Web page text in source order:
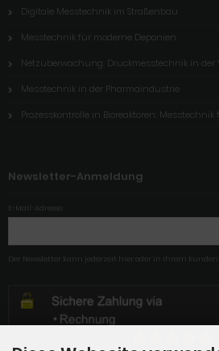
Digitale Messtechnik im Straßenbau
Messtechnik für moderne Deponien
Netzüberwachung: Druckmesstechnik in der
Messtechnik in der Pharmaindustrie
Prozesskontrolle in Bioreaktoren:
Newsletter-Anmeldung
E-Mail-Adresse:
Der Newsletter kann jederzeit hier oder in Ihrem